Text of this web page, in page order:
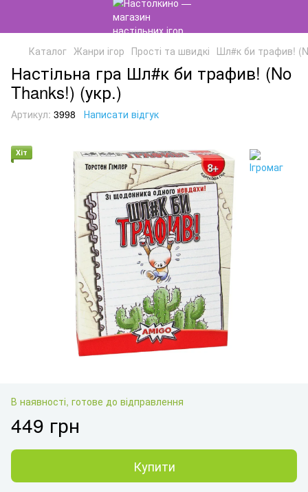
Каталог Жанри ігор Прості та швидкі Шл#к би трафив!
Настільна гра Шл#к би трафив! (No
Thanks!) (укр.)
Артикул: 3998 Написати відгук
Хіт
В наявності, готове до відправлення
449 грн
Купити